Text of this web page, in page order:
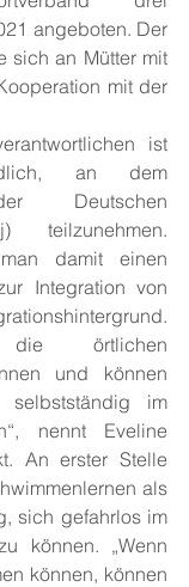
angeboten. Der
sich an Mütter mit
mit der
ist
an dem
Deutschen
teilzunehmen.
damit einen
Integration von
örtlichen
und können
selbstständig im
nennt Eveline
An erster Stelle
als
sich gefahrlos im
können. „Wenn
können, können